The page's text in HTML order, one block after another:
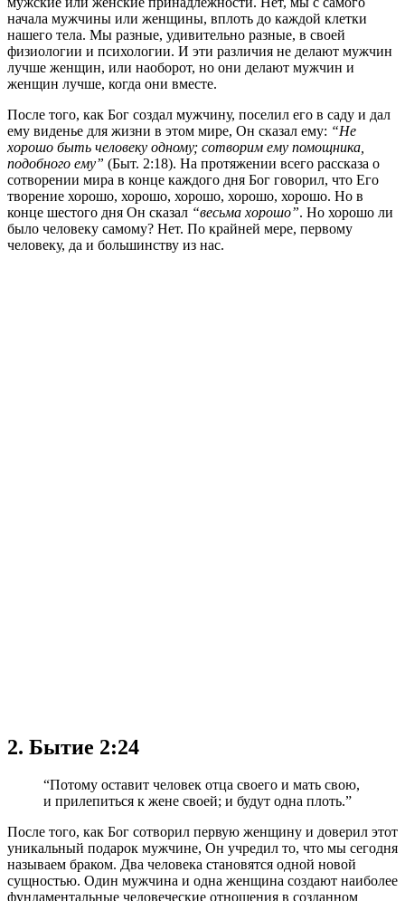
начала мужчины или женщины, вплоть до каждой клетки
нашего тела. Мы разные, удивительно разные, в своей
физиологии и психологии. И эти различия не делают мужчин
лучше женщин, или наоборот, но они делают мужчин и
женщин лучше, когда они вместе.
После того, как Бог создал мужчину, поселил его в саду и дал
ему виденье для жизни в этом мире, Он сказал ему: “Не
хорошо быть человеку одному; сотворим ему помощника,
подобного ему” (Быт. 2:18). На протяжении всего рассказа о
сотворении мира в конце каждого дня Бог говорил, что Его
творение хорошо, хорошо, хорошо, хорошо, хорошо. Но в
конце шестого дня Он сказал “весьма хорошо”. Но хорошо ли
было человеку самому? Нет. По крайней мере, первому
человеку, да и большинству из нас.
2. Бытие 2:24
“Потому оставит человек отца своего и мать свою,
и прилепиться к жене своей; и будут одна плоть.”
После того, как Бог сотворил первую женщину и доверил этот
уникальный подарок мужчине, Он учредил то, что мы сегодня
называем браком. Два человека становятся одной новой
сущностью. Один мужчина и одна женщина создают наиболее
фундаментальные человеческие отношения в созданном